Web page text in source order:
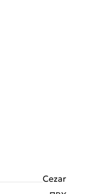
Cezar